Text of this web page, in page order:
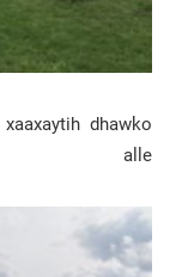
dhawko
alle